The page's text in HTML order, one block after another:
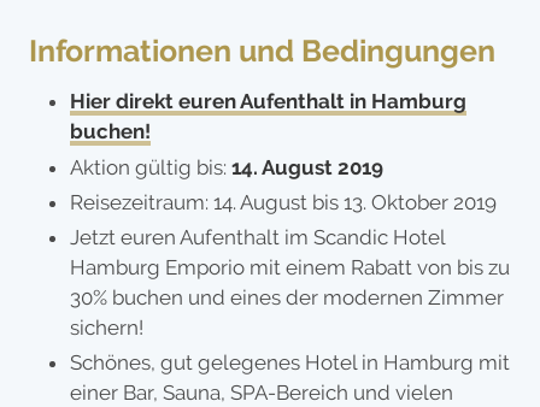
Informationen und Bedingungen
Hier direkt euren Aufenthalt in Hamburg
buchen!
Aktion gültig bis: 14. August 2019
Reisezeitraum: 14. August bis 13. Oktober 2019
Jetzt euren Aufenthalt im Scandic Hotel
Hamburg Emporio mit einem Rabatt von bis zu
30% buchen und eines der modernen Zimmer
sichern!
Schönes, gut gelegenes Hotel in Hamburg mit
einer Bar, Sauna, SPA-Bereich und vielen